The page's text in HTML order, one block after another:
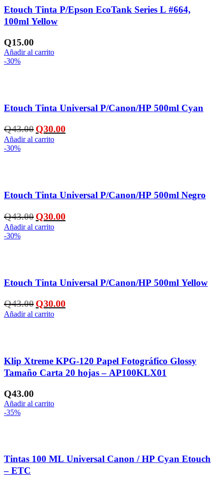
Etouch Tinta P/Epson EcoTank Series L #664,
100ml Yellow
Q15.00
Añadir al carrito
-30%
Etouch Tinta Universal P/Canon/HP 500ml Cyan
Q43.00 El
precio
original
Q30.00El
precio
Añadir al carrito
-30%
Etouch Tinta Universal P/Canon/HP 500ml Negro
Q43.00 El
precio
original
Q30.00El
precio
Añadir al carrito
-30%
Etouch Tinta Universal P/Canon/HP 500ml Yellow
Q43.00 El
precio
original
Q30.00El
precio
Añadir al carrito
Klip Xtreme KPG-120 Papel Fotográfico Glossy
Tamaño Carta 20 hojas – AP100KLX01
Q43.00
Añadir al carrito
-35%
Tintas 100 ML Universal Canon / HP Cyan Etouch
– ETC